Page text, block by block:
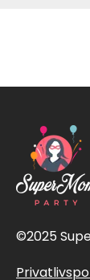
©2025